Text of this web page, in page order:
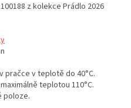
z kolekce Prádlo 2026
pračce v teplotě do 40°C.
teplotou 110°C.
poloze.